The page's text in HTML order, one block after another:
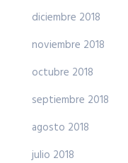
diciembre 2018
noviembre 2018
octubre 2018
septiembre 2018
agosto 2018
julio 2018